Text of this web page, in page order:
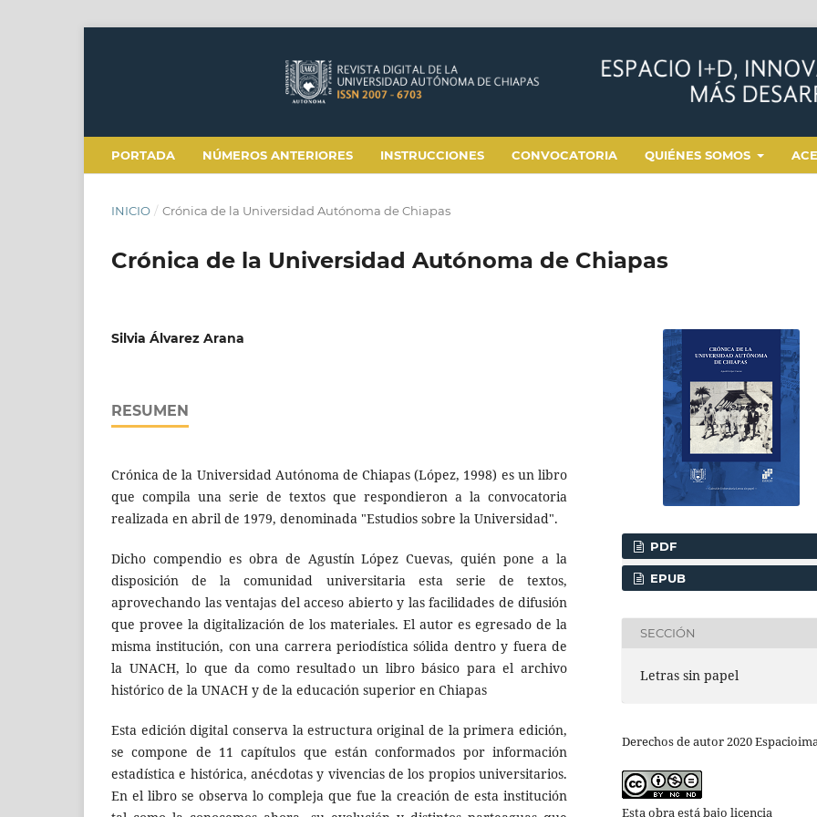
PORTADA NÚMEROS ANTERIORES INSTRUCCIONES CONVOCATORIA QUIÉNES SOMOS
INICIO / Crónica de la Universidad Autónoma de Chiapas
Crónica de la Universidad Autónoma de Chiapas
Silvia Álvarez Arana
RESUMEN
Crónica de la Universidad Autónoma de Chiapas (López, 1998) es un libro
que compila una serie de textos que respondieron a la convocatoria
realizada en abril de 1979, denominada "Estudios sobre la Universidad".
Dicho compendio es obra de Agustín López Cuevas, quién pone a la
disposición de la comunidad universitaria esta serie de textos,
aprovechando las ventajas del acceso abierto y las facilidades de difusión
que provee la digitalización de los materiales. El autor es egresado de la
misma institución, con una carrera periodística sólida dentro y fuera de
la UNACH, lo que da como resultado un libro básico para el archivo
histórico de la UNACH y de la educación superior en Chiapas
Esta edición digital conserva la estructura original de la primera edición,
se compone de 11 capítulos que están conformados por información
estadística e histórica, anécdotas y vivencias de los propios universitarios.
En el libro se observa lo compleja que fue la creación de esta institución
PDF
EPUB
SECCIÓN
Letras sin papel
Derechos de autor 2020
Esta obra está bajo licencia